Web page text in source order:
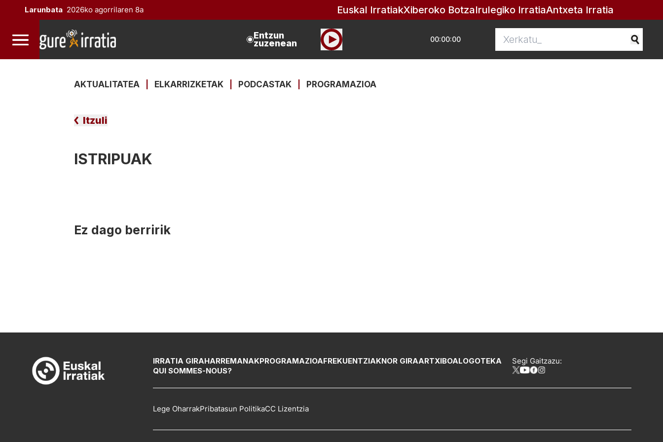
Larunbata 2026ko agorrilaren 8a Euskal IrratiakXiberoko BotzaIrulegiko IrratiaAntxeta Irratia
Entzun
zuzenean 00:00:00
AKTUALITATEA ELKARRIZKETAK PODCASTAK PROGRAMAZIOA
Itzuli
ISTRIPUAK
Ez dago berririk
IRRATIA GIRAHARREMANAKPROGRAMAZIOAFREKUENTZIAKNOR GIRAARTXIBOALOGOTEKA
QUI SOMMES-NOUS?
Segi Gaitzazu:
Lege OharrakPribatasun PolitikaCC Lizentzia